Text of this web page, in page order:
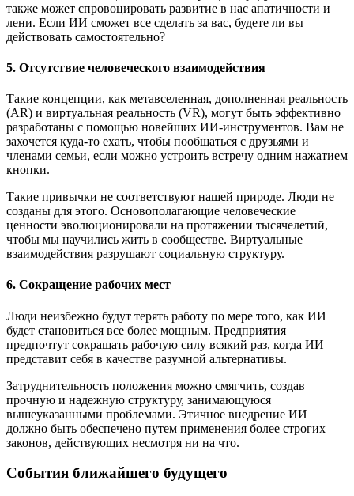
также может спровоцировать развитие в нас апатичности и
лени. Если ИИ сможет все сделать за вас, будете ли вы
действовать самостоятельно?
5. Отсутствие человеческого взаимодействия
Такие концепции, как метавселенная, дополненная реальность
(AR) и виртуальная реальность (VR), могут быть эффективно
разработаны с помощью новейших ИИ-инструментов. Вам не
захочется куда-то ехать, чтобы пообщаться с друзьями и
членами семьи, если можно устроить встречу одним нажатием
кнопки.
Такие привычки не соответствуют нашей природе. Люди не
созданы для этого. Основополагающие человеческие
ценности эволюционировали на протяжении тысячелетий,
чтобы мы научились жить в сообществе. Виртуальные
взаимодействия разрушают социальную структуру.
6. Сокращение рабочих мест
Люди неизбежно будут терять работу по мере того, как ИИ
будет становиться все более мощным. Предприятия
предпочтут сокращать рабочую силу всякий раз, когда ИИ
представит себя в качестве разумной альтернативы.
Затруднительность положения можно смягчить, создав
прочную и надежную структуру, занимающуюся
вышеуказанными проблемами. Этичное внедрение ИИ
должно быть обеспечено путем применения более строгих
законов, действующих несмотря ни на что.
События ближайшего будущего